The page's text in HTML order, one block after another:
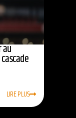
au
LIRE PLUS